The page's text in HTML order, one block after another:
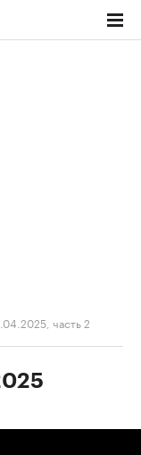
часть 2